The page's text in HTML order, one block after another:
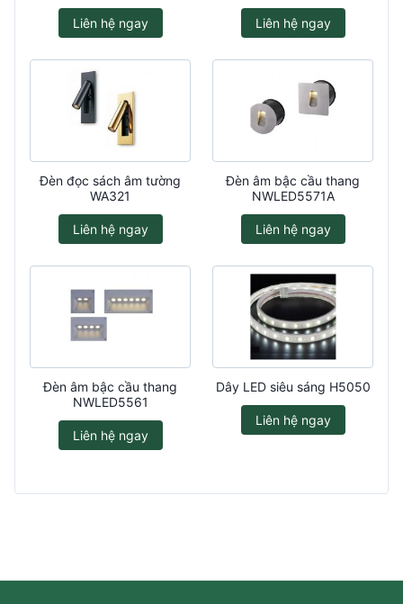
Liên hệ ngay Liên hệ ngay
Đèn đọc sách âm tường
WA321
Liên hệ ngay
Đèn âm bậc cầu thang
NWLED5571A
Liên hệ ngay
Đèn âm bậc cầu thang
NWLED5561
Liên hệ ngay
Dây LED siêu sáng H5050
Liên hệ ngay